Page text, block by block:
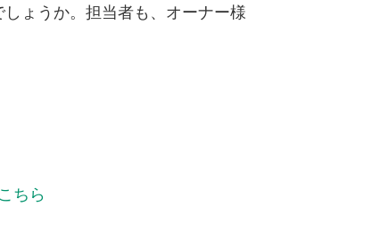
ょうか。担当者も、オーナー様
こちら